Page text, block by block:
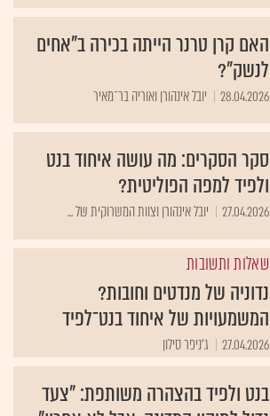
האם קרן טרנר הייתה בכירה ב"אחים
לנשק"?
28.04.2026 יובל אינהורן ואוריה בר־מאיר
סקר הסקרים: מה עושה איחוד בנט
ולפיד למפה הפוליטית?
27.04.2026 יובל אינהורן וצוות המשרוקית של ...
שאלות ותשובות
נדוניה של מנדטים וחובות?
המשמעויות של איחוד בנט־לפיד
27.04.2026 ג'ניפר סילון
בנט ולפיד בהצהרה משותפת: "צעד